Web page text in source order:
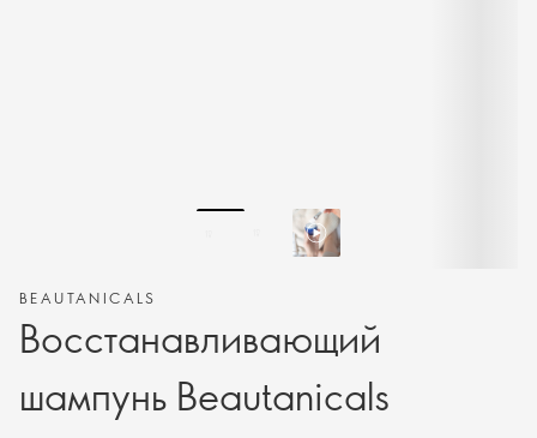
BEAUTANICALS
Восстанавливающий
шампунь Beautanicals